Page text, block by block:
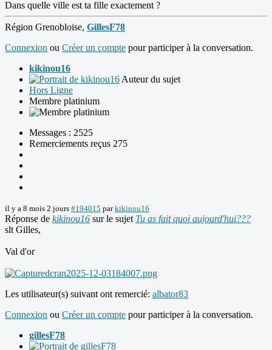
Dans quelle ville est ta fille exactement ?
Région Grenobloise, GillesF78
Connexion ou Créer un compte pour participer à la conversation.
kikinou16
Auteur du sujet
Hors Ligne
Membre platinium
Messages : 2525
Remerciements reçus 275
il y a 8 mois 2 jours #194015 parkikinou16
Réponse de kikinou16 sur le sujet Tu as fait quoi aujourd'hui???
slt Gilles,
Val d'or
Les utilisateur(s) suivant ont remercié: albator83
Connexion ou Créer un compte pour participer à la conversation.
gillesF78